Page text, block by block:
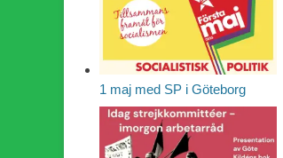
1 maj med SP i Göteborg